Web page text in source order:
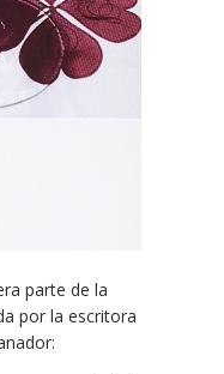
parte de la
por la escritora